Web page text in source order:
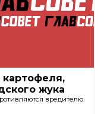
картофеля,
жука
вредителю.